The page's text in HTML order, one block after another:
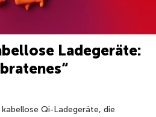
Ladegeräte:
Qi-Ladegeräte, die